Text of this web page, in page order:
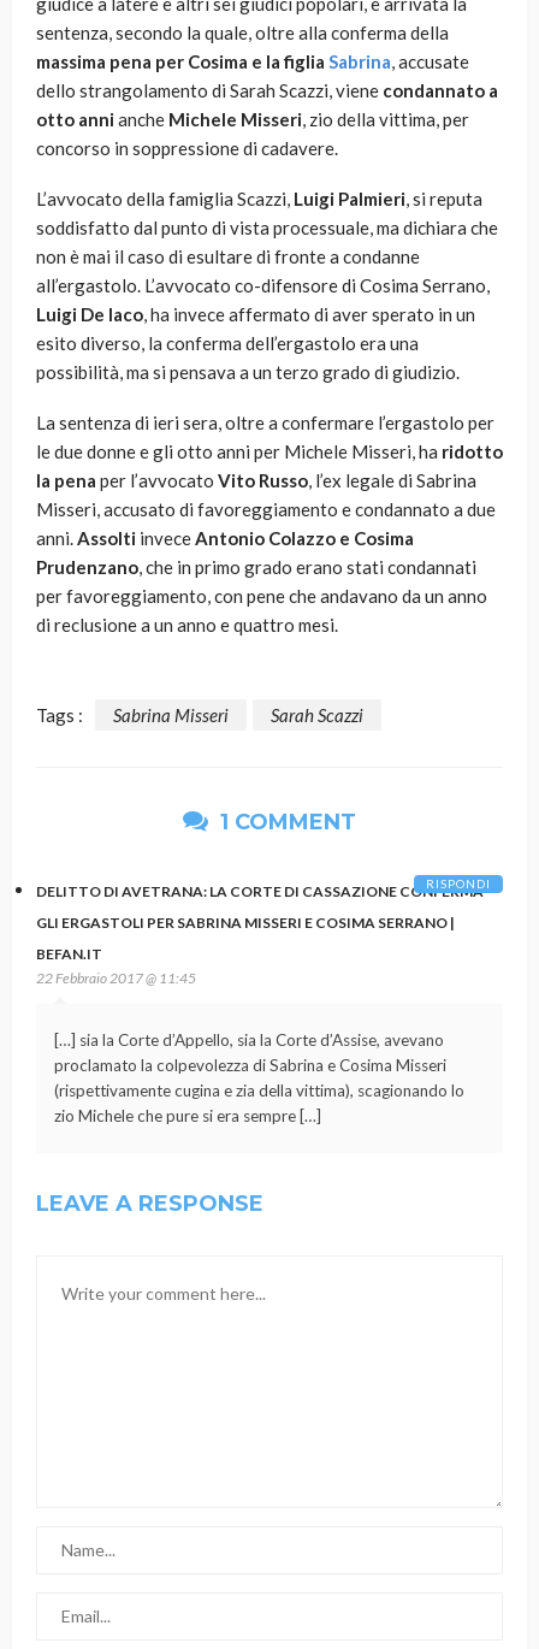
sentenza, secondo la quale, oltre alla conferma della
massima pena per Cosima e la figlia Sabrina, accusate
dello strangolamento di Sarah Scazzi, viene condannato a
otto annianche Michele Misseri, zio della vittima, per
concorso in soppressione di cadavere.
L’avvocato della famiglia Scazzi, Luigi Palmieri, si reputa
soddisfatto dal punto di vista processuale, ma dichiara che
non è mai il caso di esultare di fronte a condanne
all’ergastolo. L’avvocato co-difensore di Cosima Serrano,
Luigi De Iaco, ha invece affermato di aver sperato in un
esito diverso, la conferma dell’ergastolo era una
possibilità, ma si pensava a un terzo grado di giudizio.
La sentenza di ieri sera, oltre a confermare l’ergastolo per
le due donne e gli otto anni per Michele Misseri, ha ridotto
la pena per l’avvocato Vito Russo, l’ex legale di Sabrina
Misseri, accusato di favoreggiamento e condannato a due
anni.Assolti inveceAntonio Colazzo e Cosima
Prudenzano, che in primo grado erano stati condannati
per favoreggiamento, con pene che andavano da un anno
di reclusione a un anno e quattro mesi.
Tags : Sabrina Misseri Sarah Scazzi
1 COMMENT
DELITTO DI AVETRANA: LA CORTE DI CASSAZIONE CONFERMA
GLI ERGASTOLI PER SABRINA MISSERI E COSIMA SERRANO |
BEFAN.IT
22 Febbraio 2017 @ 11:45
[…] sia la Corte d’Appello, sia la Corte d’Assise, avevano
proclamato la colpevolezza di Sabrina e Cosima Misseri
(rispettivamente cugina e zia della vittima), scagionando lo
zio Michele che pure si era sempre […]
RISPONDI
LEAVE A RESPONSE